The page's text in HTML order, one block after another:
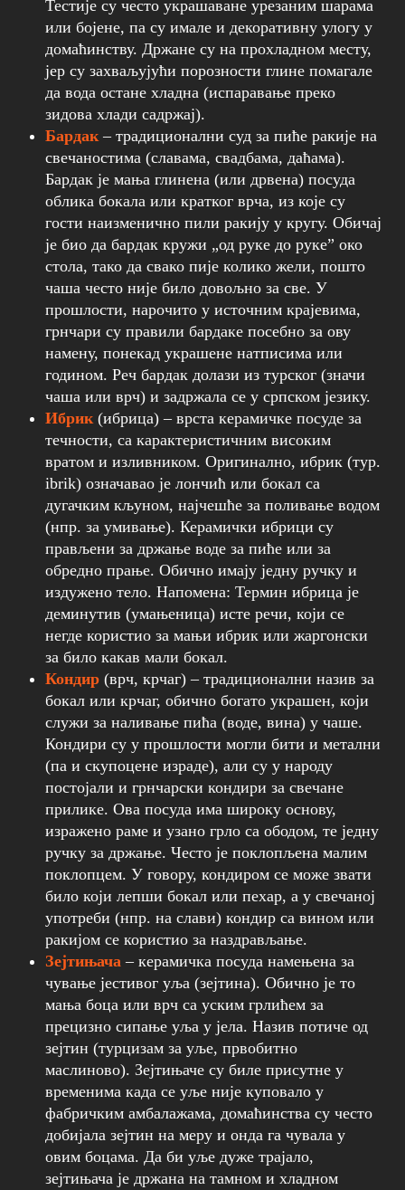
Тестије су често украшаване урезаним шарама
или бојене, па су имале и декоративну улогу у
домаћинству. Држане су на прохладном месту,
јер су захваљујући порозности глине помагале
да вода остане хладна (испаравање преко
зидова хлади садржај).
Бардак– традиционални суд за пиће ракије на
свечаностима (славама, свадбама, даћама).
Бардак је мања глинена (или дрвена) посуда
облика бокала или кратког врча, из које су
гости наизменично пили ракију у кругу. Обичај
је био да бардак кружи „од руке до руке” око
стола, тако да свако пије колико жели, пошто
чаша често није било довољно за све. У
прошлости, нарочито у источним крајевима,
грнчари су правили бардаке посебно за ову
намену, понекад украшене натписима или
годином. Реч бардак долази из турског (значи
чаша или врч) и задржала се у српском језику.
Ибрик(ибрица) – врста керамичке посуде за
течности, са карактеристичним високим
вратом и изливником. Оригинално, ибрик (тур.
ibrik) означавао је лончић или бокал са
дугачким кљуном, најчешће за поливање водом
(нпр. за умивање). Керамички ибрици су
прављени за држање воде за пиће или за
обредно прање. Обично имају једну ручку и
издужено тело. Напомена: Термин ибрица је
деминутив (умањеница) исте речи, који се
негде користио за мањи ибрик или жаргонски
за било какав мали бокал.
Кондир (врч, крчаг) – традиционални назив за
бокал или крчаг, обично богато украшен, који
служи за наливање пића (воде, вина) у чаше.
Кондири су у прошлости могли бити и метални
(па и скупоцене израде), али су у народу
постојали и грнчарски кондири за свечане
прилике. Ова посуда има широку основу,
изражено раме и узано грло са ободом, те једну
ручку за држање. Често је поклопљена малим
поклопцем. У говору, кондиром се може звати
било који лепши бокал или пехар, а у свечаној
употреби (нпр. на слави) кондир са вином или
ракијом се користио за наздрављање.
Зејтињача – керамичка посуда намењена за
чување јестивог уља (зејтина). Обично је то
мања боца или врч са уским грлићем за
прецизно сипање уља у јела. Назив потиче од
зејтин (турцизам за уље, првобитно
маслиново). Зејтињаче су биле присутне у
временима када се уље није куповало у
фабричким амбалажама, домаћинства су често
добијала зејтин на меру и онда га чувала у
овим боцама. Да би уље дуже трајало,
зејтињача је држана на тамном и хладном